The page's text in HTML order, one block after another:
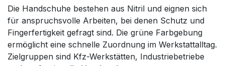
Die Handschuhe bestehen aus Nitril und eignen sich
für anspruchsvolle Arbeiten, bei denen Schutz und
Fingerfertigkeit gefragt sind. Die grüne Farbgebung
ermöglicht eine schnelle Zuordnung im Werkstattalltag.
Zielgruppen sind Kfz-Werkstätten, Industriebetriebe